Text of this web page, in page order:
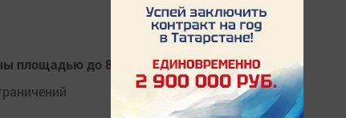
площадью до 800 кв.м.